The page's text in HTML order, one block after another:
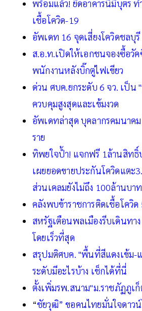
พร้อมแล้ว! ยึดอาคารนิมิบุตร
เชื้อโควิด-19
อัพเดท 16 จุดเสี่ยงโควิดชลบุรี
ส.อ.ท.เปิดให้เอกชนจองซื้อวั
พนักงานหลังบิ๊กตู่ไฟเขียว
ด่วน ศบค.ยกระดับ 6 จว. เป็น
ควบคุมสูงสุดและเข้มงวด
อัพเดทล่าสุด บุคลากรคมนาค
ราย
ทิพยใจป้ำ! แจกฟรี 1ล้านสิท
เผยยอดขายประกันโควิดแตะ
ส่วนเคลมยังไม่ถึง 100ล้านบาท
คลังพบข้าราชการติดเชื้อโควิด
สหรัฐเตือนพลเมืองรีบเดินทา
โดยเร็วที่สุด
สรุปมติศบค. "พื้นที่สีแดงเข้ม-
ระดับมีอะไรบ้าง เช็กได้ที่นี่
ตั้งเพิ่มรพ.สนาม"ม.ราชภัฏภูเก็
“ชัยวุฒิ” ขอคนไทยมั่นใจดาว